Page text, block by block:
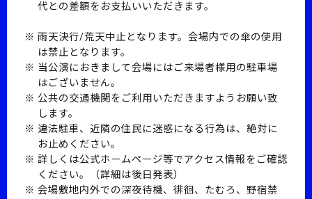
代との差額をお支払いいただきます。
雨天決行/荒天中止となります。会場内での傘の使用
は禁止となります。
当公演におきまして会場にはご来場者様用の駐車場
はございません。
公共の交通機関をご利用いただきますようお願い致
します。
違法駐車、近隣の住民に迷惑になる行為は、絶対に
お止めください。
詳しくは公式ホームページ等でアクセス情報をご確認
ください。（詳細は後日発表）
会場敷地内外での深夜待機、徘徊、たむろ、野宿禁